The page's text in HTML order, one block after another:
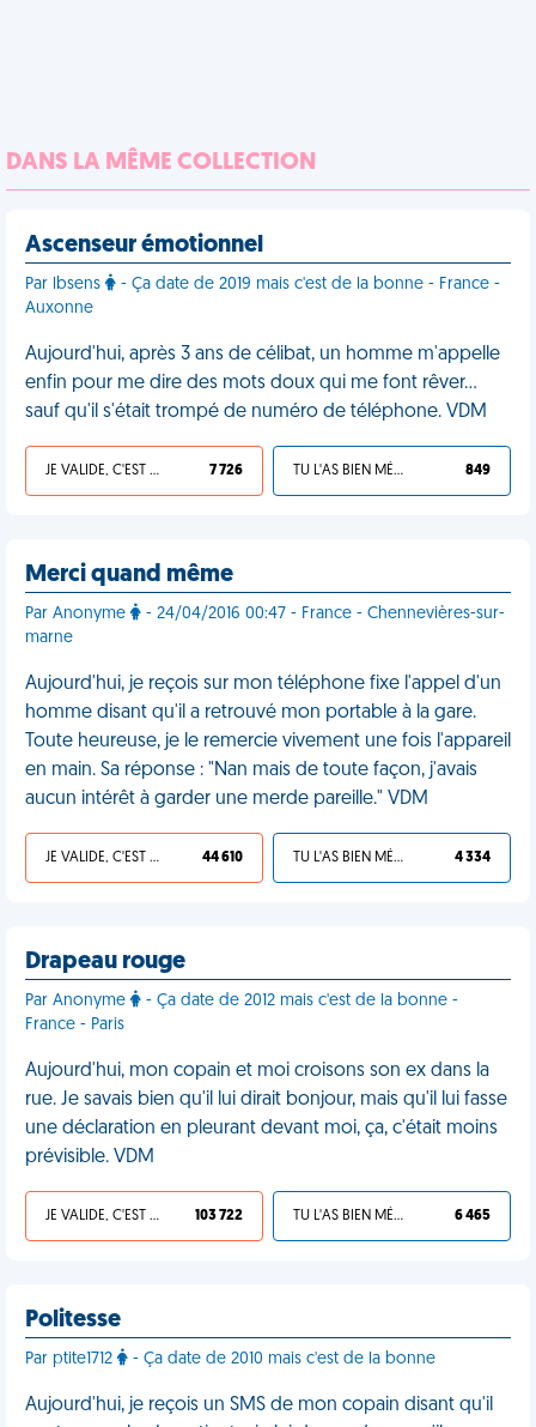
DANS LA MÊME COLLECTION
Ascenseur émotionnel
Par lbsens
- Ça date de 2019 mais c'est de la bonne - France -
Auxonne
Aujourd'hui, après 3 ans de célibat, un homme m'appelle
enfin pour me dire des mots doux qui me font rêver…
sauf qu'il s'était trompé de numéro de téléphone. VDM
JE VALIDE, C'EST UNE VDM 7 726 TU L'AS BIEN MÉRITÉ 849
Merci quand même
Par Anonyme
- 24/04/2016 00:47 - France - Chennevières-sur-
marne
Aujourd'hui, je reçois sur mon téléphone fixe l'appel d'un
homme disant qu'il a retrouvé mon portable à la gare.
Toute heureuse, je le remercie vivement une fois l'appareil
en main. Sa réponse : "Nan mais de toute façon, j'avais
aucun intérêt à garder une merde pareille." VDM
JE VALIDE, C'EST UNE VDM 44 610 TU L'AS BIEN MÉRITÉ 4 334
Drapeau rouge
Par Anonyme
- Ça date de 2012 mais c'est de la bonne -
France - Paris
Aujourd'hui, mon copain et moi croisons son ex dans la
rue. Je savais bien qu'il lui dirait bonjour, mais qu'il lui fasse
une déclaration en pleurant devant moi, ça, c'était moins
prévisible. VDM
JE VALIDE, C'EST UNE VDM 103 722 TU L'AS BIEN MÉRITÉ 6 465
Politesse
Par ptite1712 - Ça date de 2010 mais c'est de la bonne
Aujourd'hui, je reçois un SMS de mon copain disant qu'il